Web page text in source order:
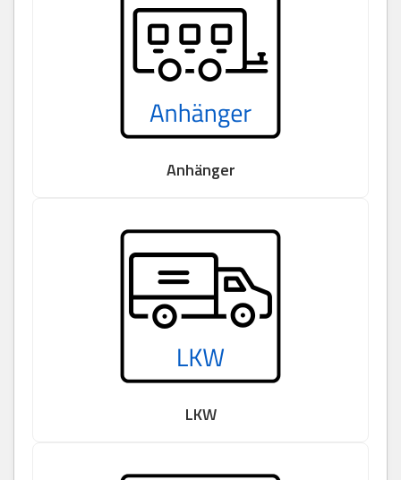
Anhänger
LKW